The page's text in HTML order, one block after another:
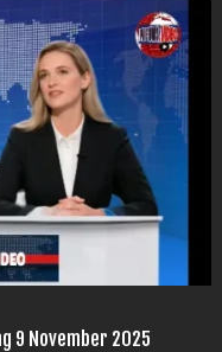
9 November 2025